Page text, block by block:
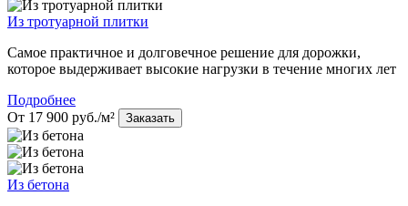
Из тротуарной плитки
Самое практичное и долговечное решение для дорожки,
которое выдерживает высокие нагрузки в течение многих лет
Подробнее
От 17 900 руб./м²
Заказать
Из бетона